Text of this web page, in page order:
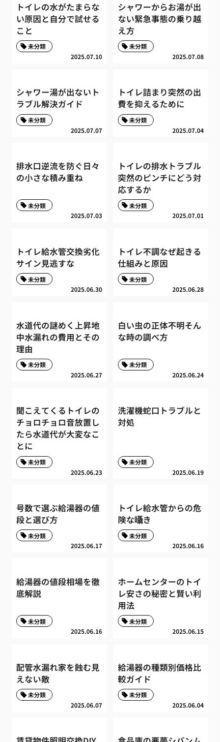
トイレの水がたまらな
い原因と自分で試せる
こと
2025.07.10
未分類
シャワーからお湯が出
ない緊急事態の乗り越
え方
2025.07.08
未分類
シャワー湯が出ないト
ラブル解決ガイド
2025.07.07
未分類
トイレ詰まり突然の出
費を抑えるために
2025.07.04
未分類
排水口逆流を防ぐ日々
の小さな積み重ね
2025.07.03
未分類
トイレの排水トラブル
突然のピンチにどう対
応するか
2025.07.01
未分類
トイレ給水管交換劣化
サイン見逃すな
2025.06.30
未分類
トイレ不調なぜ起きる
仕組みと原因
2025.06.28
未分類
水道代の謎めく上昇地
中水漏れの費用とその
理由
2025.06.27
未分類
白い虫の正体不明そん
な時の調べ方
2025.06.24
未分類
聞こえてくるトイレの
チョロチョロ音放置し
たら水道代が大変なこ
とに
2025.06.23
未分類
洗濯機蛇口トラブルと
対処
2025.06.19
未分類
号数で選ぶ給湯器の値
段と選び方
2025.06.17
未分類
トイレ給水管からの危
険な囁き
2025.06.16
未分類
給湯器の値段相場を徹
底解説
2025.06.16
未分類
ホームセンターのトイ
レ安さの秘密と賢い利
用法
2025.06.15
未分類
配管水漏れ家を蝕む見
えない敵
2025.06.07
未分類
給湯器の種類別価格比
較ガイド
2025.06.04
未分類